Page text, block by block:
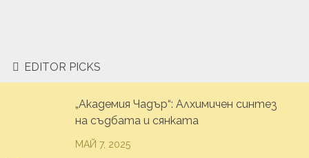
EDITOR PICKS
„Академия Чадър“: Алхимичен синтез
на съдбата и сянката
МАЙ 7, 2025